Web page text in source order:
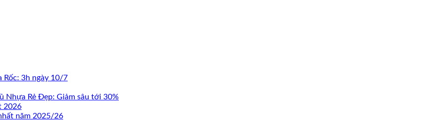
Rốc: 3h ngày 10/7
Nhựa Rẻ Đẹp: Giảm sâu tới 30%
2026
năm 2025/26